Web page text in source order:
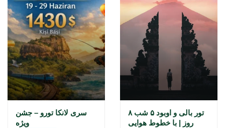
سری لانکا تورو – جشن
ویژه
تور بالی و اوبود ۵ شب ۸
روز | با خطوط هوایی